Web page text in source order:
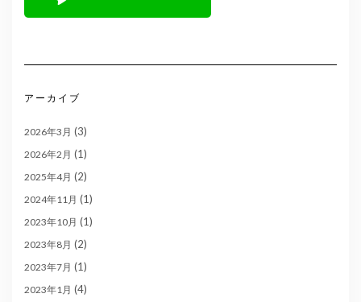
アーカイブ
2026年3月 (3)
2026年2月 (1)
2025年4月 (2)
2024年11月 (1)
2023年10月 (1)
2023年8月 (2)
2023年7月 (1)
2023年1月 (4)